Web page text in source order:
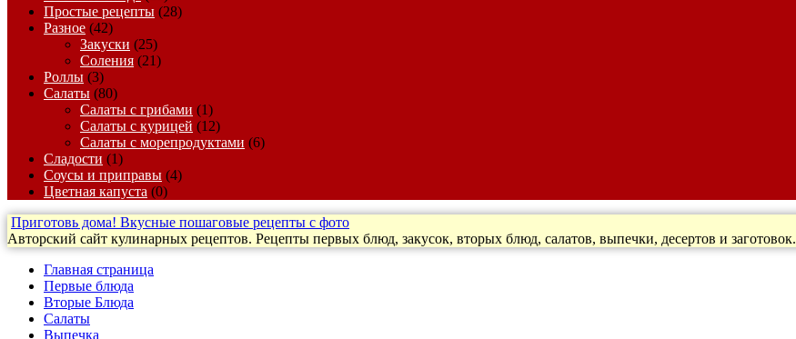
Простые рецепты (28)
Разное (42)
Закуски (25)
Соления (21)
Роллы (3)
Салаты (80)
Салаты с грибами (1)
Салаты с курицей (12)
Салаты с морепродуктами (6)
Сладости (1)
Соусы и приправы (4)
Цветная капуста (0)
Приготовь дома! Вкусные пошаговые рецепты с фото
Авторский сайт кулинарных рецептов. Рецепты первых блюд, закусок, вторых блюд, салатов, выпечки, десертов и заготовок.
Главная страница
Первые блюда
Вторые Блюда
Салаты
Выпечка